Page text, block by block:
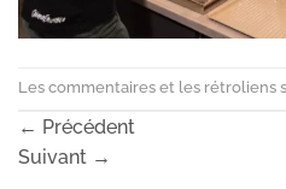
Les commentaires et les rétroliens
← Précédent
Suivant →